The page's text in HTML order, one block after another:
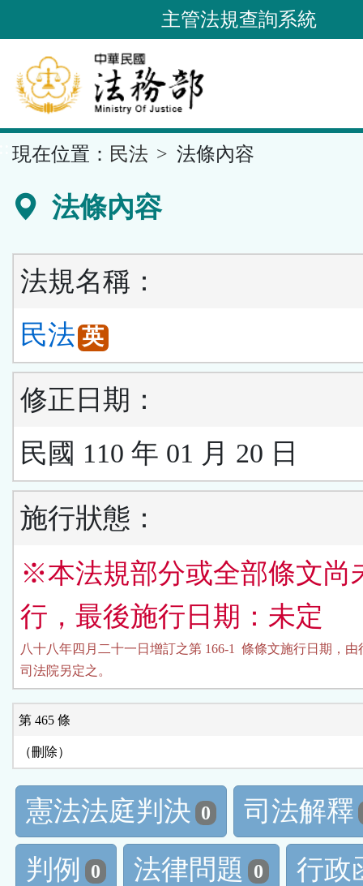
到
要
內
容
區
主管法規查詢系統
現在位置： 民法 法條內容
法條內容
法規名稱：
民法 英
修正日期：
民國 110 年 01 月 20 日
施行狀態：
※本法規部分或全部條文尚
行，最後施行日期：未定
八十八年四月二十一日增訂之第 166-1  條條文施行日期，由
司法院另定之。
第 465 條
（刪除）
憲法法庭判決 0
司法解釋
判例
0 法律問題 0
行政